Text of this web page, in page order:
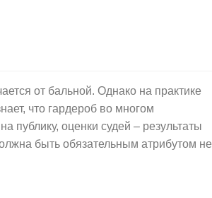
от бальной. Однако на практике
что гардероб во многом
публику, оценки судей – результаты
быть обязательным атрибутом не